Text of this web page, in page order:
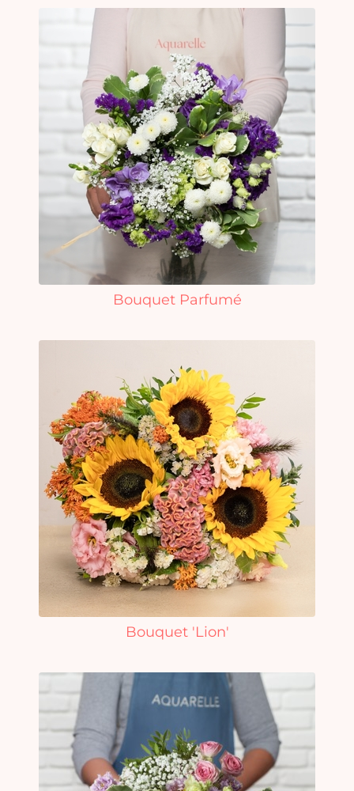
Bouquet Parfumé
Bouquet 'Lion'